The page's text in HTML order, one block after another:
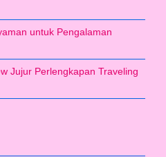
untuk Pengalaman
Jujur Perlengkapan Traveling